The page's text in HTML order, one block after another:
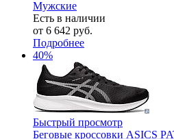
Мужские
Есть в наличии
от 6 642 руб.
Подробнее
40%
Быстрый просмотр
Беговые кроссовки ASICS